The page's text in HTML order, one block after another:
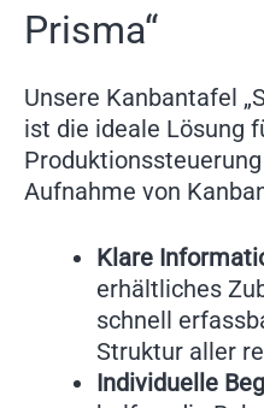
Prisma“
Unsere Kanbantafel
ist die ideale Lösung
Aufnahme von
Klare
erhältliches
schnell
Struktur aller
Individuelle